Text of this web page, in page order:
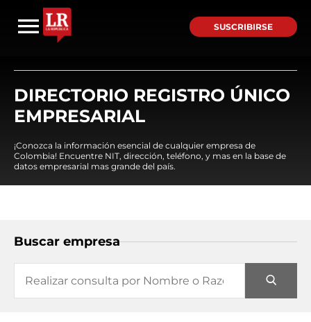
SUSCRIBIRSE
DIRECTORIO REGISTRO ÚNICO
EMPRESARIAL
¡Conozca la información esencial de cualquier empresa de
Colombia! Encuentre NIT, dirección, teléfono, y mas en la base de
datos empresarial mas grande del país.
Buscar empresa